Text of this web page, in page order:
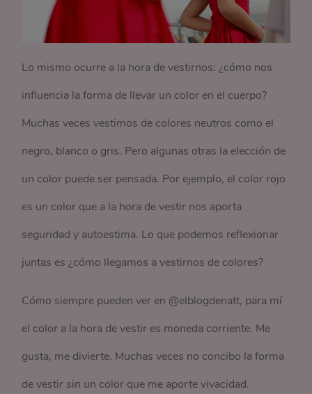
Lo mismo ocurre a la hora de vestirnos: ¿cómo nos
influencia la forma de llevar un color en el cuerpo?
Muchas veces vestimos de colores neutros como el
negro, blanco o gris. Pero algunas otras la elección de
un color puede ser pensada. Por ejemplo, el color rojo
es un color que a la hora de vestir nos aporta
seguridad y autoestima. Lo que podemos reflexionar
juntas es ¿cómo llegamos a vestirnos de colores?
Cómo siempre pueden ver en @elblogdenatt, para mí
el color a la hora de vestir es moneda corriente. Me
gusta, me divierte. Muchas veces no concibo la forma
de vestir sin un color que me aporte vivacidad.